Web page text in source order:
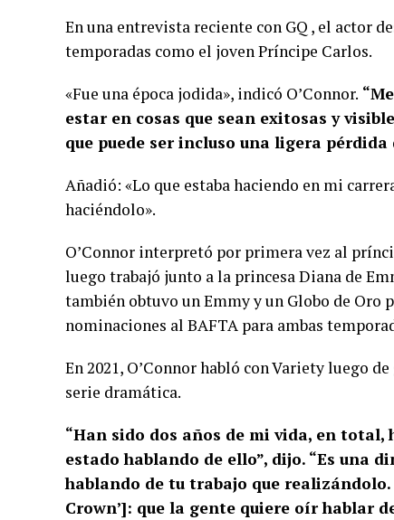
En una entrevista reciente con GQ , el actor
temporadas como el joven Príncipe Carlos.
«Fue una época jodida», indicó O’Connor.
estar en cosas que sean exitosas y
que puede ser incluso una ligera
Añadió: «Lo que estaba haciendo en mi
haciéndolo».
O’Connor interpretó por primera vez al
luego trabajó junto a la princesa Diana de
también obtuvo un Emmy y un Globo de Oro
nominaciones al BAFTA para ambas
En 2021, O’Connor habló con Variety luego
serie dramática.
“Han sido dos años de mi vida, en
estado hablando de ello”, dijo. “Es una
hablando de tu trabajo que
Crown’]: que la gente quiere oír hablar